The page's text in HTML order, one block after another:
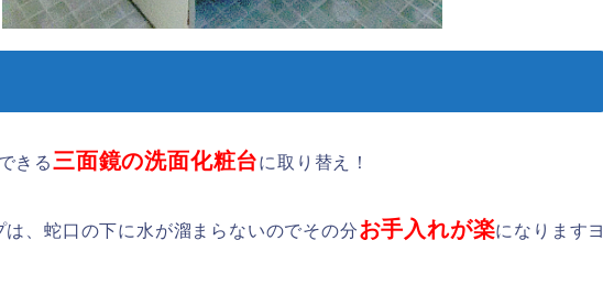
できる三面鏡の洗面化粧台に取り替え！
は、蛇口の下に水が溜まらないのでその分お手入れが楽になりますヨ